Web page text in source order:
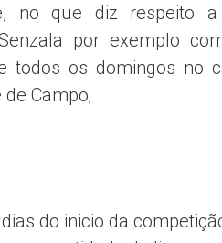
no que diz respeito a
por exemplo
todos os domingos no
Campo;
do inicio da